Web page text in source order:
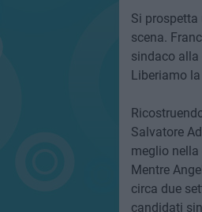
Si
scena.
sindaco alla
Liberiamo
Salvatore
meglio
Mentre
circa due
candidati